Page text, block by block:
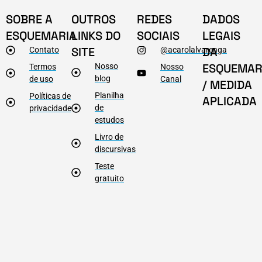
SOBRE A
ESQUEMARIA
Contato
Termos
de uso
Políticas de
privacidade
OUTROS
LINKS DO
SITE
Nosso
blog
Planilha
de
estudos
Livro de
discursivas
Teste
gratuito
REDES
SOCIAIS
@acarolalvarenga
Nosso
Canal
DADOS
LEGAIS
DA
/ MEDIDA
APLICADA